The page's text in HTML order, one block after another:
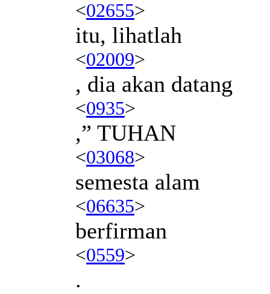
<02655>
itu, lihatlah
<02009>
, dia akan datang
<0935>
,” TUHAN
<03068>
semesta alam
<06635>
berfirman
<0559>
.